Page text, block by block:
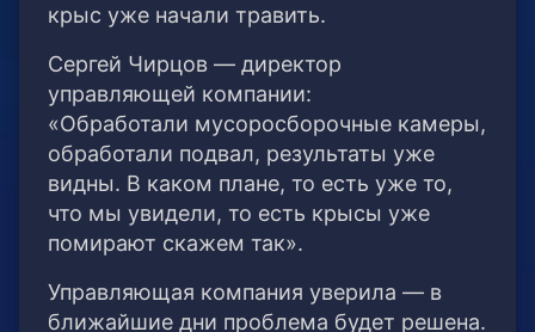
крыс уже начали травить.
Сергей Чирцов — директор
управляющей компании:
«Обработали мусоросборочные камеры,
обработали подвал, результаты уже
видны. В каком плане, то есть уже то,
что мы увидели, то есть крысы уже
помирают скажем так».
Управляющая компания уверила — в
ближайшие дни проблема будет решена.